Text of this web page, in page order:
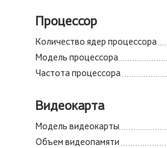
Процессор
Количество ядер процессора
Модель процессора
Частота процессора
Видеокарта
Модель видеокарты
Объем видеопамяти